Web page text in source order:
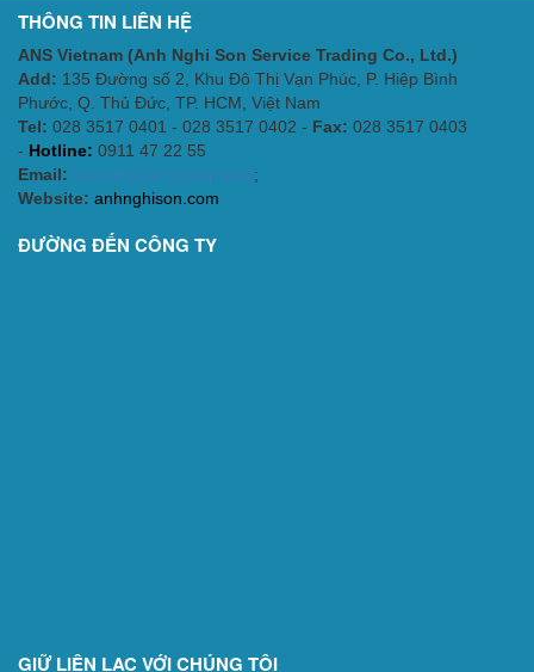
THÔNG TIN LIÊN HỆ
ANS Vietnam (Anh Nghi Son Service Trading Co., Ltd.)
Add: 135 Đường số 2, Khu Đô Thị Vạn Phúc, P. Hiệp Bình
Phước, Q. Thủ Đức, TP. HCM , Việt Nam
Tel: 028 3517 0401 - 028 3517 0402 - Fax: 028 3517 0403
- Hotline: 0911 47 22 55
Email: support@ansgroup.asia ;
Website: anhnghison.com
ĐƯỜNG ĐẾN CÔNG TY
GIỮ LIÊN LẠC VỚI CHÚNG TÔI